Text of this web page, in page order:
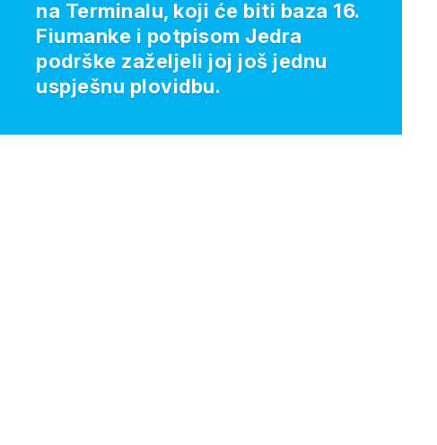
na Terminalu, koji će biti baza 16.
Fiumanke i potpisom Jedra
podrške zaželjeli joj još jednu
uspješnu plovidbu.